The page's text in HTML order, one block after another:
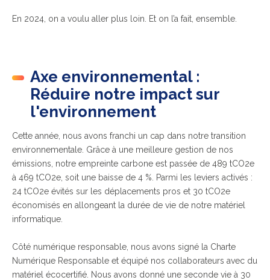
En 2024, on a voulu aller plus loin. Et on l’a fait, ensemble.
Axe environnemental :
Réduire notre impact sur
l'environnement
Cette année, nous avons franchi un cap dans notre transition
environnementale. Grâce à une meilleure gestion de nos
émissions, notre empreinte carbone est passée de 489 tCO2e
à 469 tCO2e, soit une baisse de 4 %. Parmi les leviers activés :
24 tCO2e évités sur les déplacements pros et 30 tCO2e
économisés en allongeant la durée de vie de notre matériel
informatique.
Côté numérique responsable, nous avons signé la Charte
Numérique Responsable et équipé nos collaborateurs avec du
matériel écocertifié. Nous avons donné une seconde vie à 30